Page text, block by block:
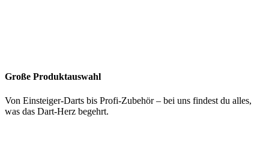
Große Produktauswahl
Von Einsteiger-Darts bis Profi-Zubehör – bei uns findest du alles,
was das Dart-Herz begehrt.